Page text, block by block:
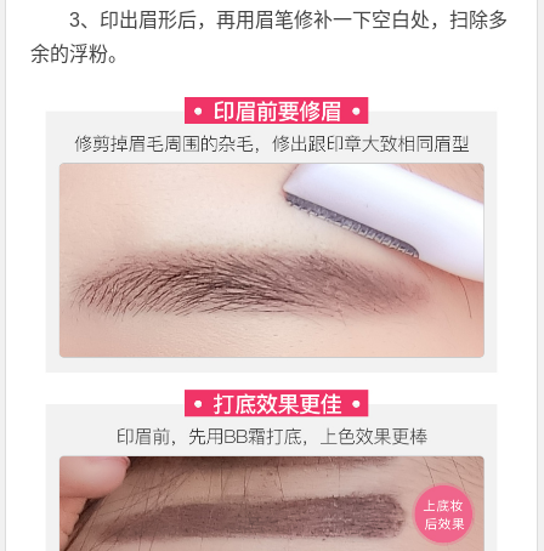
3、印出眉形后，再用眉笔修补一下空白处，扫除多
余的浮粉。